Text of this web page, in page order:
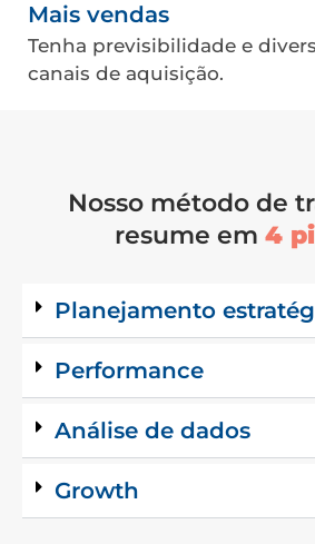
Mais vendas
Tenha previsibilidade e
canais de aquisição.​
Nosso método de
resume em 4
Planejamento
Performance
Análise de dados
Growth